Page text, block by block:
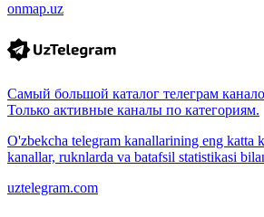
onmap.uz
Самый большой каталог телеграм
Только активные каналы по категориям.
O'zbekcha telegram kanallarining eng katta
kanallar, ruknlarda va batafsil statistikasi
uztelegram.com